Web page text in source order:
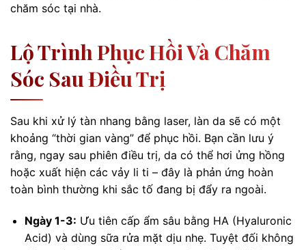
chăm sóc tại nhà.
Lộ Trình Phục Hồi Và Chăm
Sóc Sau Điều Trị
Sau khi xử lý tàn nhang bằng laser, làn da sẽ có một
khoảng “thời gian vàng” để phục hồi. Bạn cần lưu ý
rằng, ngay sau phiên điều trị, da có thể hơi ửng hồng
hoặc xuất hiện các vảy li ti – đây là phản ứng hoàn
toàn bình thường khi sắc tố đang bị đẩy ra ngoài.
Ngày 1-3: Ưu tiên cấp ẩm sâu bằng HA (Hyaluronic
Acid) và dùng sữa rửa mặt dịu nhẹ. Tuyệt đối không